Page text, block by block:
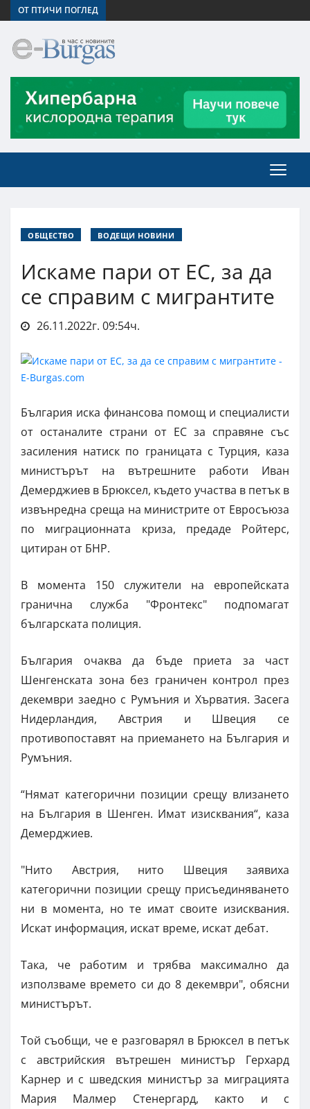
ОТ ПТИЧИ ПОГЛЕД
ОБЩЕСТВО ВОДЕЩИ НОВИНИ
Искаме пари от ЕС, за да
се справим с мигрантите
26.11.2022г. 09:54ч.
България иска финансова помощ и специалисти
от останалите страни от ЕС за справяне със
засиления натиск по границата с Турция, каза
министърът на вътрешните работи Иван
Демерджиев в Брюксел, където участва в петък в
извънредна среща на министрите от Евросъюза
по миграционната криза, предаде Ройтерс,
цитиран от БНР.
В момента 150 служители на европейската
гранична служба "Фронтекс" подпомагат
българската полиция.
България очаква да бъде приета за част
Шенгенската зона без граничен контрол през
декември заедно с Румъния и Хърватия. Засега
Нидерландия, Австрия и Швеция се
противопоставят на приемането на България и
Румъния.
“Нямат категорични позиции срещу влизането
на България в Шенген. Имат изисквания“, каза
Демерджиев.
"Нито Австрия, нито Швеция заявиха
категорични позиции срещу присъединяването
ни в момента, но те имат своите изисквания.
Искат информация, искат време, искат дебат.
Така, че работим и трябва максимално да
използваме времето си до 8 декември", обясни
министърът.
Той съобщи, че е разговарял в Брюксел в петък
с австрийския вътрешен министър Герхард
Карнер и с шведския министър за миграцията
Мария Малмер Стенергард, както и с